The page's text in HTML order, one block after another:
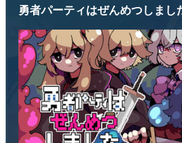
勇者パーティはぜんめつしまし